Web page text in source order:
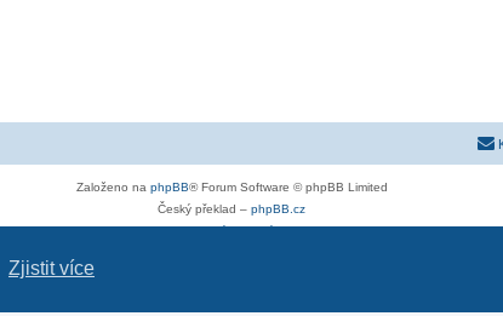
Zjistit více
Založeno na phpBB® Forum Software © phpBB Limited
Český překlad – phpBB.cz
Soukromí|Podmínky